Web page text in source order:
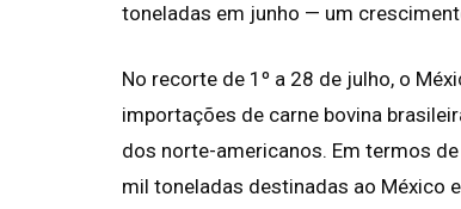
toneladas em junho — um
No recorte de 1º a 28 de julho, o
importações de carne bovina
dos norte-americanos. Em termos
mil toneladas destinadas ao México